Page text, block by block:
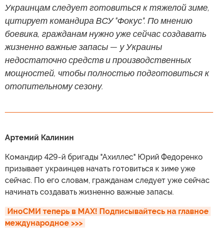
Украинцам следует готовиться к тяжелой зиме,
цитирует командира ВСУ "Фокус". По мнению
боевика, гражданам нужно уже сейчас создавать
жизненно важные запасы — у Украины
недостаточно средств и производственных
мощностей, чтобы полностью подготовиться к
отопительному сезону.
Артемий Калинин
Командир 429-й бригады "Ахиллес" Юрий Федоренко
призывает украинцев начать готовиться к зиме уже
сейчас. По его словам, гражданам следует уже сейчас
начинать создавать жизненно важные запасы.
ИноСМИ теперь в MAX! Подписывайтесь на главное
международное >>>